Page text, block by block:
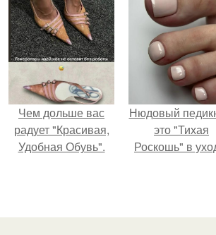
Чем дольше вас
радует "Красивая,
Удобная Обувь".
Нюдовый
это "Тихая
Роскошь" в